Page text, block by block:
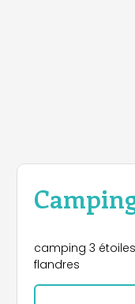
camping 3
flandres